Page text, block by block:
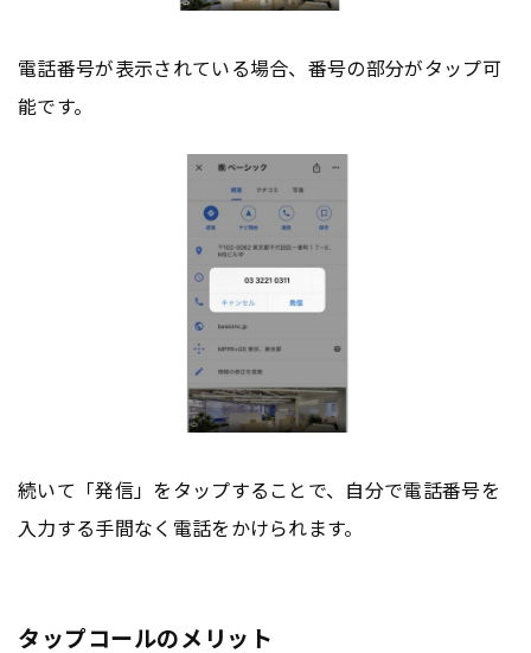
電話番号が表示されている場合、番号の部分がタップ可
能です。
続いて「発信」をタップすることで、自分で電話番号を
入力する手間なく電話をかけられます。
タップコールのメリット